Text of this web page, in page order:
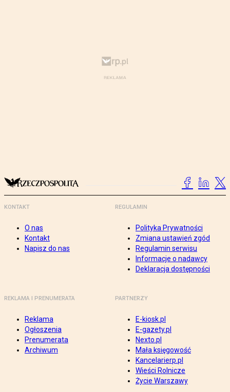
KONTAKT
O nas
Kontakt
Napisz do nas
REGULAMIN
Polityka Prywatności
Zmiana ustawień zgód
Regulamin serwisu
Informacje o nadawcy
Deklaracja dostępności
REKLAMA I PRENUMERATA
Reklama
Ogłoszenia
Prenumerata
Archiwum
PARTNERZY
E-kiosk.pl
E-gazety.pl
Nexto.pl
Mała księgowość
Kancelarierp.pl
Wieści Rolnicze
Życie Warszawy